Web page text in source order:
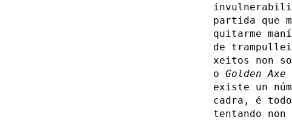
partida que
quitarme
de
xeitos non
o Golden Axe
existe un
cadra, é
tentando